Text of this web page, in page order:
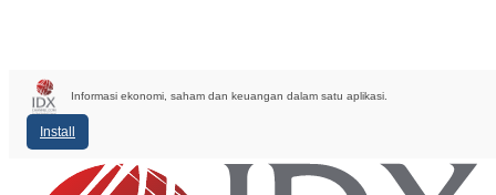
Informasi ekonomi, saham dan keuangan dalam satu aplikasi.
Install